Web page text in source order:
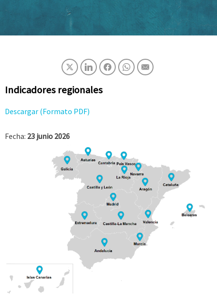
Indicadores regionales
Descargar (Formato PDF)
Fecha: 23 junio 2026